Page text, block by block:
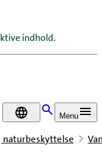
indhold.
DA Menu
naturbeskyttelse